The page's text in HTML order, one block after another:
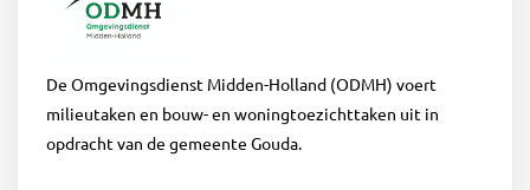
De Omgevingsdienst Midden-Holland (ODMH) voert
milieutaken en bouw- en woningtoezichttaken uit in
opdracht van de gemeente Gouda.